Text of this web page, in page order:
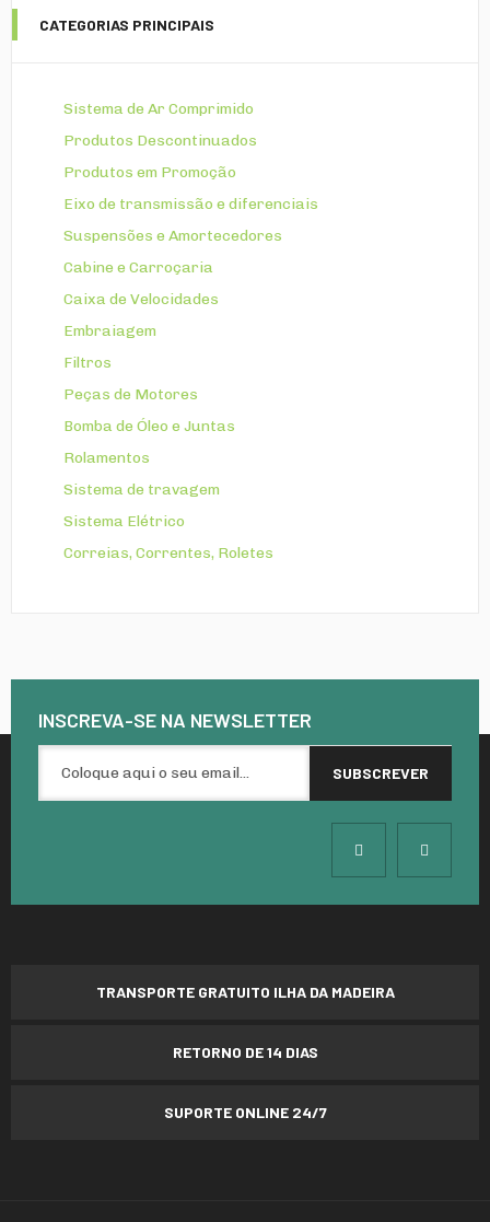
CATEGORIAS PRINCIPAIS
Sistema de Ar Comprimido
Produtos Descontinuados
Produtos em Promoção
Eixo de transmissão e diferenciais
Suspensões e Amortecedores
Cabine e Carroçaria
Caixa de Velocidades
Embraiagem
Filtros
Peças de Motores
Bomba de Óleo e Juntas
Rolamentos
Sistema de travagem
Sistema Elétrico
Correias, Correntes, Roletes
INSCREVA-SE NA NEWSLETTER
TRANSPORTE GRATUITO ILHA DA MADEIRA
RETORNO DE 14 DIAS
SUPORTE ONLINE 24/7